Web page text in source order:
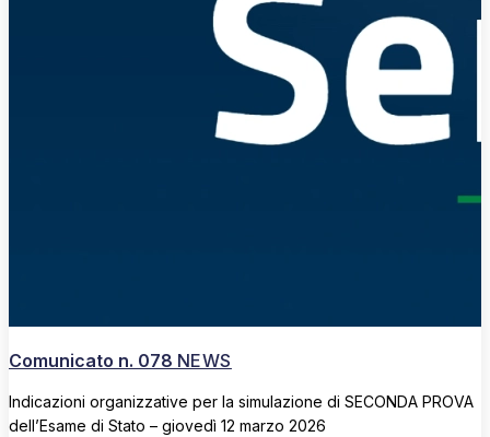
Comunicato n. 078 NEWS
Indicazioni organizzative per la simulazione di SECONDA PROVA
dell’Esame di Stato – giovedì 12 marzo 2026